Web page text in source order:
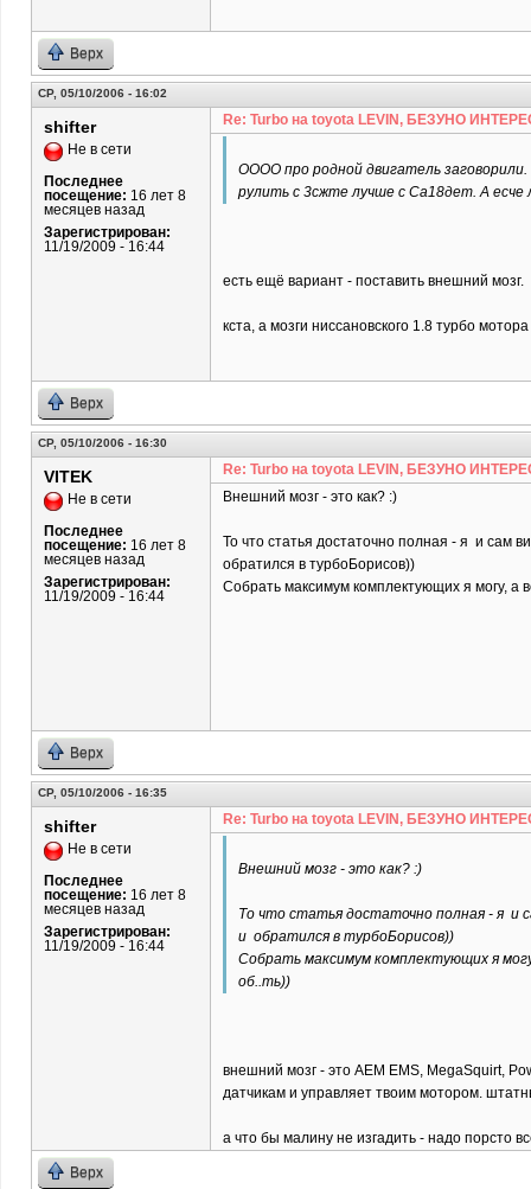
Верх
СР, 05/10/2006 - 16:02
shifter
Не в сети
Последнее
посещение: 16 лет 8
месяцев назад
Зарегистрирован:
11/19/2009 - 16:44
Re: Turbo на toyota LEVIN, БЕЗУНО
ОООО про родной двигатель
рулить с 3сжте лучше с Са18дет. А
есть ещё вариант - поставить внешний мозг.
кста, а мозги ниссановского 1.8 турбо
Верх
СР, 05/10/2006 - 16:30
VITEK
Не в сети
Последнее
посещение: 16 лет 8
месяцев назад
Зарегистрирован:
11/19/2009 - 16:44
Re: Turbo на toyota LEVIN, БЕЗУНО
Внешний мозг - это как? :)
То что статья достаточно полная - я и сам
обратился в турбоБорисов))
Собрать максимум комплектующих я могу, а
Верх
СР, 05/10/2006 - 16:35
shifter
Не в сети
Последнее
посещение: 16 лет 8
месяцев назад
Зарегистрирован:
11/19/2009 - 16:44
Re: Turbo на toyota LEVIN, БЕЗУНО
Внешний мозг - это как? :)
То что статья достаточно полная - я и
и обратился в турбоБорисов))
Собрать максимум комплектующих я
об..ть))
внешний мозг - это AEM EMS, MegaSquirt,
датчикам и управляет твоим мотором.
а что бы малину не изгадить - надо порсто
Верх